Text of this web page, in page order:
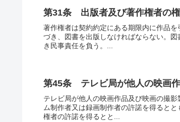
第31条 出版者及び著作権者の
著作権者は契約約定にある期限内に作品
づき、図書を出版しなければならない。
き民事責任を負う。...
第45条 テレビ局が他人の映画
テレビ局が他人の映画作品及び映画の撮
ム制作者又は録画制作者の許諾を得ると
権者の許諾を得るとと...